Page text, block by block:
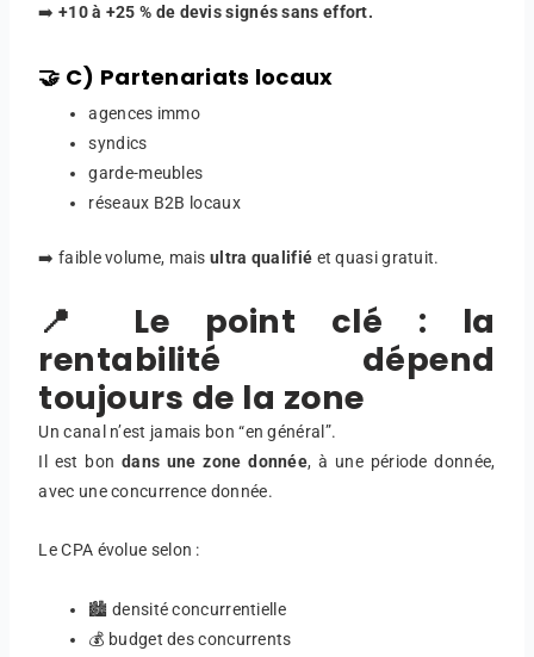
➡️+10 à +25 % de devis signés sans effort.
🤝 C) Partenariats locaux
agences immo
syndics
garde-meubles
réseaux B2B locaux
➡️ faible volume, maisultra qualifié et quasi gratuit.
📍 Le point clé : la
rentabilité dépend
toujours de la zone
Un canal n’est jamais bon “en général”.
Il est bon dans une zone donnée, à une période donnée,
avec une concurrence donnée.
Le CPA évolue selon :
🏙️ densité concurrentielle
💰 budget des concurrents